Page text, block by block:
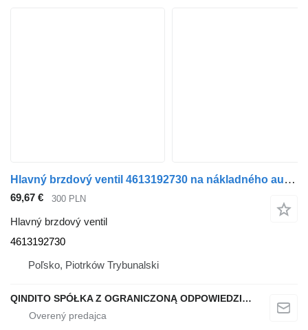
Hlavný brzdový ventil 4613192730 na nákladného auta Mercedes-Benz ATEGO ACTROS AXOR
69,67 € 300 PLN
Hlavný brzdový ventil
4613192730
Poľsko, Piotrków Trybunalski
QINDITO SPÓŁKA Z OGRANICZONĄ ODPOWIEDZIALNOŚCIĄ